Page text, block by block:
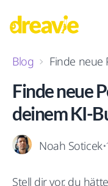
Blog Finde neue
Finde neue
deinem KI-
Noah Soticek•
Stell dir vor, du